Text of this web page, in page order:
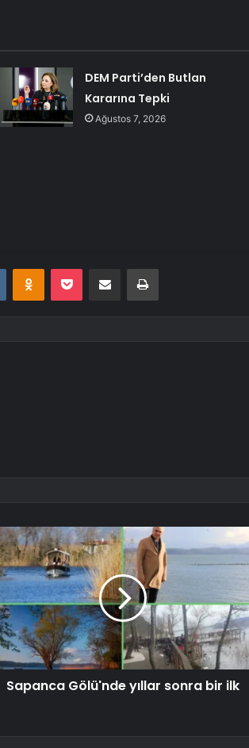
DEM Parti’den Butlan
Kararına Tepki
Ağustos 7, 2026
VKontakteOdnoklassniki
Pocket E-Posta ile paylaş Yazdır
Sapanca Gölü'nde yıllar sonra bir ilk